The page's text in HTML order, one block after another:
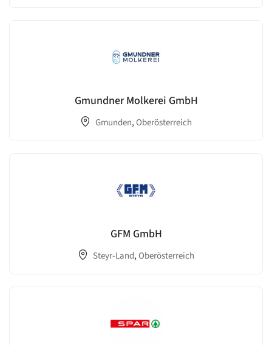
Gmundner Molkerei GmbH
Gmunden,Oberösterreich
GFM GmbH
Steyr-Land,Oberösterreich